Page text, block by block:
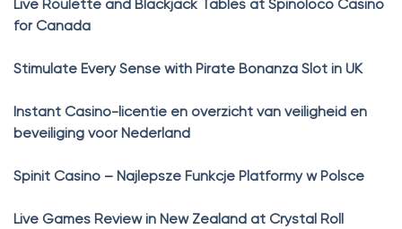
Live Roulette and Blackjack Tables at Spinoloco Casino
for Canada
Stimulate Every Sense with Pirate Bonanza Slot in UK
Instant Casino-licentie en overzicht van veiligheid en
beveiliging voor Nederland
Spinit Casino – Najlepsze Funkcje Platformy w Polsce
Live Games Review in New Zealand at Crystal Roll